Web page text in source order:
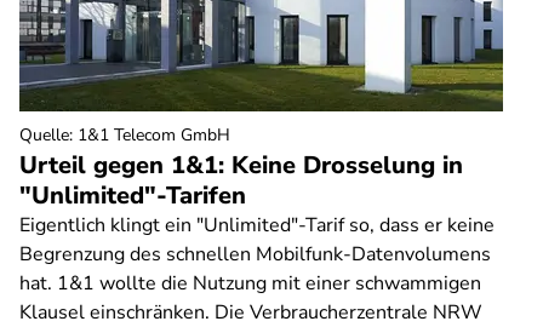
Urteil gegen 1&1: Keine Drosselung in
"Unlimited"-Tarifen
Eigentlich klingt ein "Unlimited"-Tarif so, dass er keine
Begrenzung des schnellen Mobilfunk-Datenvolumens
hat. 1&1 wollte die Nutzung mit einer schwammigen
Klausel einschränken. Die Verbraucherzentrale NRW
Quelle: 1&1 Telecom GmbH